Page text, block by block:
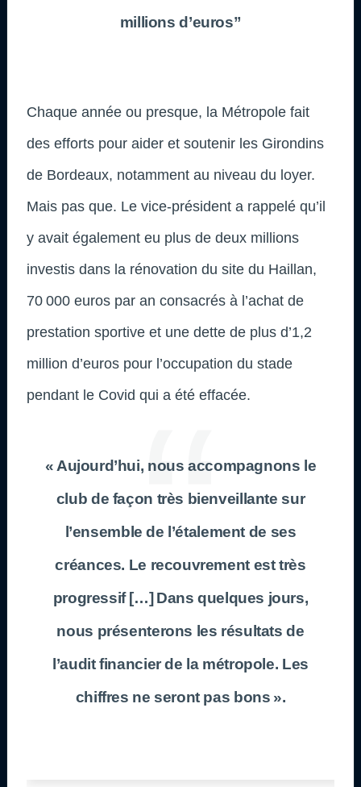
millions d’euros”
Chaque année ou presque, la Métropole fait
des efforts pour aider et soutenir les Girondins
de Bordeaux, notamment au niveau du loyer.
Mais pas que. Le vice-président a rappelé qu’il
y avait également eu plus de deux millions
investis dans la rénovation du site du Haillan,
70 000 euros par an consacrés à l’achat de
prestation sportive et une dette de plus d’1,2
million d’euros pour l’occupation du stade
pendant le Covid qui a été effacée.
« Aujourd’hui, nous accompagnons le
club de façon très bienveillante sur
l’ensemble de l’étalement de ses
créances. Le recouvrement est très
progressif […] Dans quelques jours,
nous présenterons les résultats de
l’audit financier de la métropole. Les
chiffres ne seront pas bons ».